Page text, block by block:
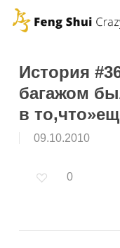
Skip
contentИстория
багажом
в
09.10.2010
0